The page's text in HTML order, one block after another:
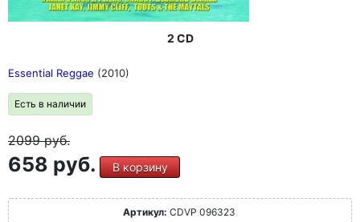
2 CD
Essential Reggae (2010)
Есть в наличии
2099руб.
658 руб. В корзину
Артикул: CDVP 096323